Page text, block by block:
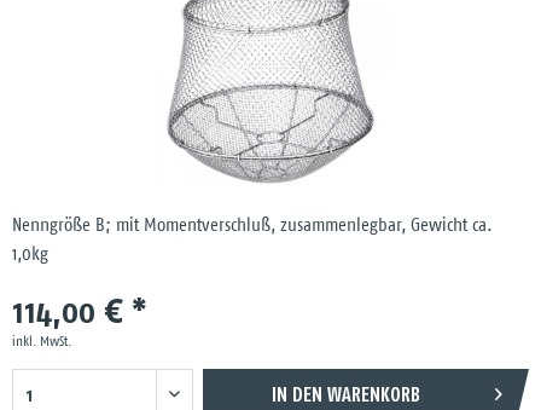
Nenngröße B; mit Momentverschluß, zusammenlegbar, Gewicht ca.
1,0kg
114,00 € *
inkl. MwSt.
IN DEN WARENKORB